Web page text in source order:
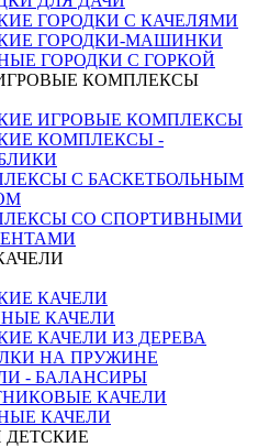
ГОРОДКИ С КАЧЕЛЯМИ
ГОРОДКИ-МАШИНКИ
ГОРОДКИ С ГОРКОЙ
КОМПЛЕКСЫ
ИГРОВЫЕ КОМПЛЕКСЫ
КОМПЛЕКСЫ -
С БАСКЕТБОЛЬНЫМ
СО СПОРТИВНЫМИ
КАЧЕЛИ
КАЧЕЛИ
КАЧЕЛИ ИЗ ДЕРЕВА
НА ПРУЖИНЕ
- БАЛАНСИРЫ
КАЧЕЛИ
КАЧЕЛИ
ДЕТСКИЕ